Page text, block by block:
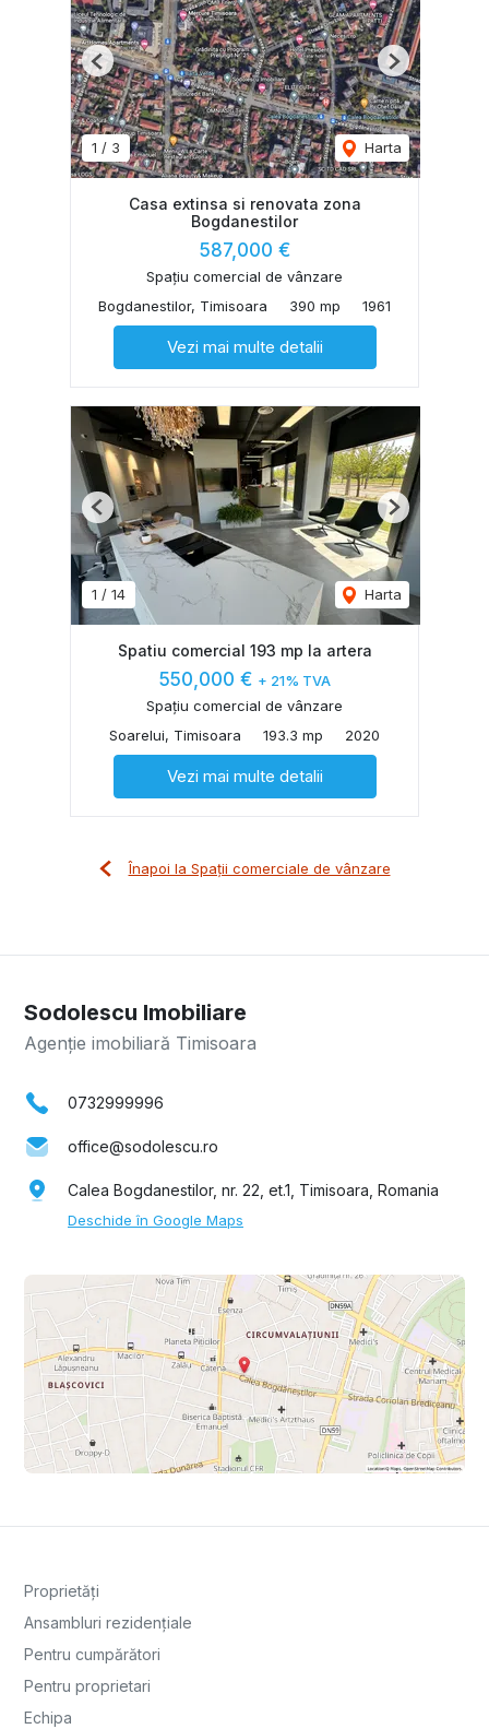
1 / 3 Harta
Previous Next
Casa extinsa si renovata zona
Bogdanestilor
587,000 €
Spațiu comercial de vânzare
Bogdanestilor, Timisoara
390 mp 1961
Vezi mai multe detalii
1 / 14 Harta
Previous Next
Spatiu comercial 193 mp la artera
550,000 € + 21% TVA
Spațiu comercial de vânzare
Soarelui, Timisoara
193.3 mp 2020
Vezi mai multe detalii
Înapoi la Spații comerciale de vânzare
Sodolescu Imobiliare
Agenție imobiliară Timisoara
0732999996
office@sodolescu.ro
Calea Bogdanestilor, nr. 22, et.1, Timisoara, Romania
Deschide în Google Maps
Proprietăți
Ansambluri rezidențiale
Pentru cumpărători
Pentru proprietari
Echipa